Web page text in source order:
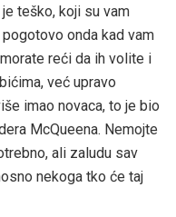
teško, koji su vam
onda kad vam
reći da ih volite i
već upravo
imao novaca, to je bio
McQueena. Nemojte
ali zaludu sav
nekoga tko će taj